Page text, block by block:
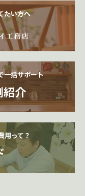
たい方へ
一括サポート
紹介
用って？